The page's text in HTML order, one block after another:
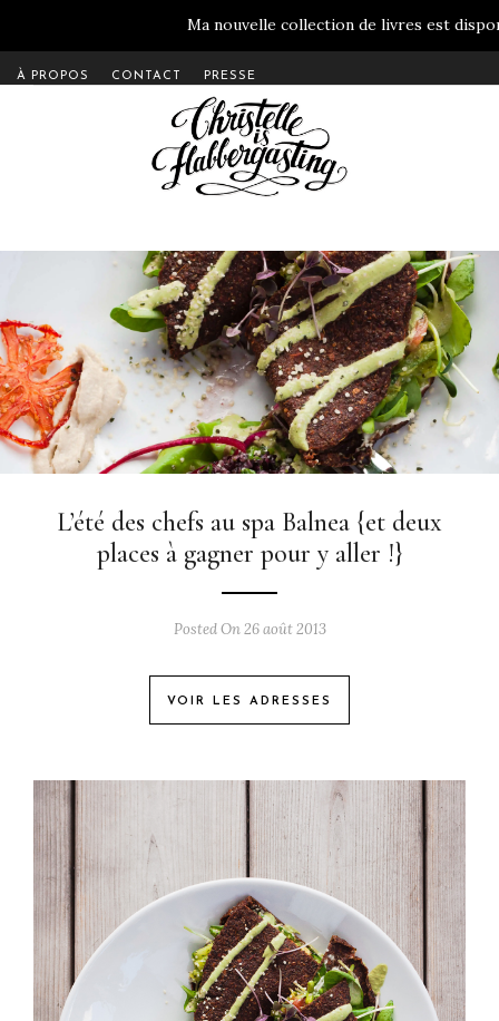
Ma nouvelle collection de livres est
À PROPOS CONTACT PRESSE
L’été des chefs au spa Balnea {et deux
places à gagner pour y aller !}
Posted On 26 août 2013
VOIR LES ADRESSES